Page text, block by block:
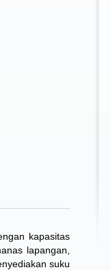
kapasitas
lapangan,
suku